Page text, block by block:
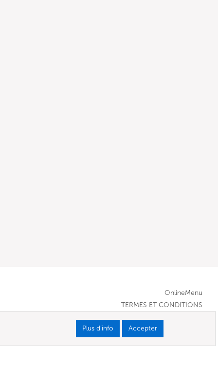
OnlineMenu
TERMES ET CONDITIONS
Plus d’info Accepter